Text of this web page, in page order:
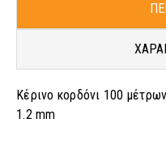
Κέρινο κορδόνι 100
1.2 mm